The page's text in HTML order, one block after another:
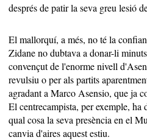
després de patir la seva greu lesió
El mallorquí, a més, no té la
Zidane no dubtava a donar-li
convençut de l'enorme nivell
revulsiu o per als partits
agradant a Marco Asensio, que ja
El centrecampista, per exemple, ha
qual cosa la seva presència en el
canvia d'aires aquest estiu.